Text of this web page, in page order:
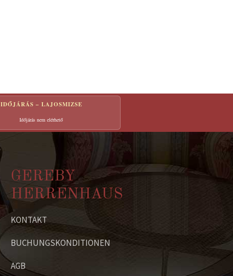
IDŐJÁRÁS – LAJOSMIZSE
Időjárás nem elérhető
GEREBY
HERRENHAUS
KONTAKT
BUCHUNGSKONDITIONEN
AGB